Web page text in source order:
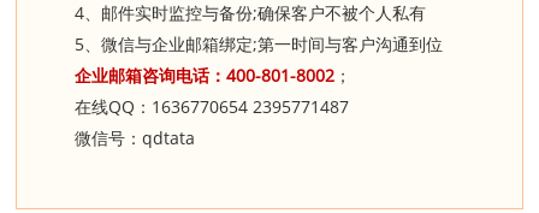
4、邮件实时监控与备份;确保客户不被个人私有
5、微信与企业邮箱绑定;第一时间与客户沟通到位
企业邮箱咨询电话：400-801-8002 ；
在线QQ ： 1636770654 2395771487
微信号：qdtata